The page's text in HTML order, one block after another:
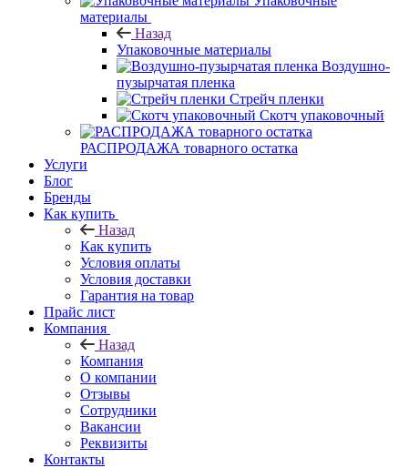
материалы
Назад
Упаковочные материалы
Воздушно-
пузырчатая пленка
Стрейч пленки
Скотч упаковочный
РАСПРОДАЖА товарного остатка
Услуги
Блог
Бренды
Как купить
Назад
Как купить
Условия оплаты
Условия доставки
Гарантия на товар
Прайс лист
Компания
Назад
Компания
О компании
Отзывы
Сотрудники
Вакансии
Реквизиты
Контакты